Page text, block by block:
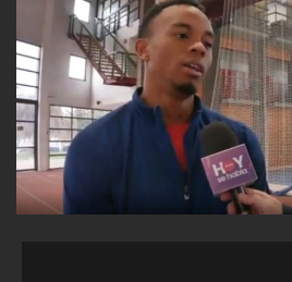
ACTUALIDAD Y TENDENCIAS
CORPORATIVO Y TRANSPARENCIA
CANAL DE DENUNCIAS